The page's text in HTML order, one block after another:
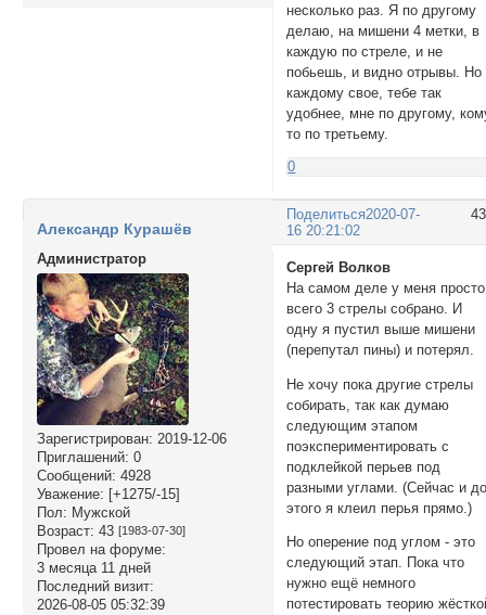
несколько раз. Я по другому
делаю, на мишени 4 метки, в
каждую по стреле, и не
побьешь, и видно отрывы. Но
каждому свое, тебе так
удобнее, мне по другому,
то по третьему.
0
Поделиться2020-07-
16 20:21:02
Александр Курашёв
Администратор
Зарегистрирован: 2019-12-06
Приглашений: 0
Сообщений: 4928
Уважение: [+1275/-15]
Пол: Мужской
Возраст: 43 [1983-07-30]
Провел на форуме:
3 месяца 11 дней
Последний визит:
2026-08-05 05:32:39
Сергей Волков
На самом деле у меня просто
всего 3 стрелы собрано. И
одну я пустил выше мишени
(перепутал пины) и потерял.
Не хочу пока другие стрелы
собирать, так как думаю
следующим этапом
поэкспериментировать с
подклейкой перьев под
разными углами. (Сейчас и
этого я клеил перья прямо.)
Но оперение под углом - это
следующий этап. Пока что
нужно ещё немного
потестировать теорию